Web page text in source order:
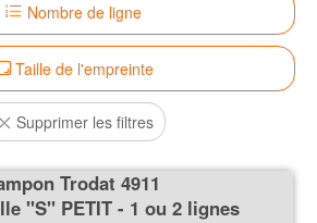
Nombre de ligne
Taille de l'empreinte
Supprimer les filtres
Trodat 4911
''S'' PETIT - 1 ou 2 lignes